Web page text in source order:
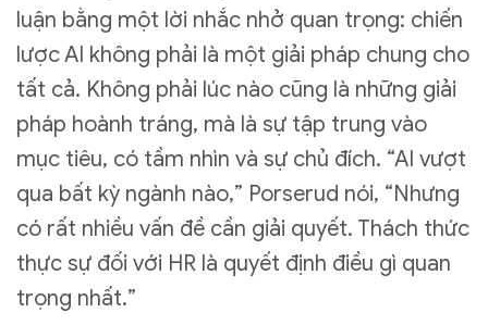
luận bằng một lời nhắc nhở quan trọng: chiến
lược AI không phải là một giải pháp chung cho
tất cả. Không phải lúc nào cũng là những giải
pháp hoành tráng, mà là sự tập trung vào
mục tiêu, có tầm nhìn và sự chủ đích. “AI vượt
qua bất kỳ ngành nào,” Porserud nói, “Nhưng
có rất nhiều vấn đề cần giải quyết. Thách thức
thực sự đối với HR là quyết định điều gì quan
trọng nhất.”